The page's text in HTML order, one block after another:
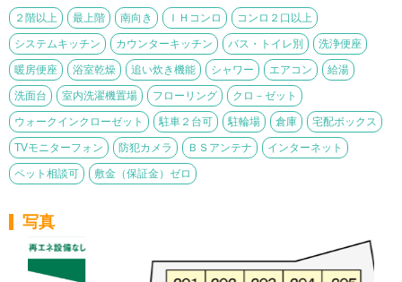
２階以上 最上階 南向き ＩＨコンロ コンロ２口以上
システムキッチン カウンターキッチン バス・トイレ別 洗浄便座
暖房便座 浴室乾燥 追い炊き機能 シャワー エアコン 給湯
洗面台 室内洗濯機置場 フローリング クロ－ゼット
ウォークインクローゼット 駐車２台可 駐輪場 倉庫 宅配ボックス
TVモニターフォン 防犯カメラ ＢＳアンテナ インターネット
ペット相談可 敷金（保証金）ゼロ
写真